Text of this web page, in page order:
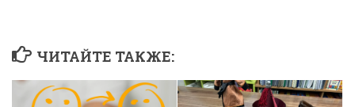
ЧИТАЙТЕ ТАКЖЕ: